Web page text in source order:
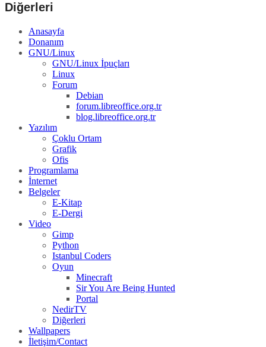
Diğerleri
Anasayfa
Donanım
GNU/Linux
GNU/Linux İpuçları
Linux
Forum
Debian
forum.libreoffice.org.tr
blog.libreoffice.org.tr
Yazılım
Çoklu Ortam
Grafik
Ofis
Programlama
İnternet
Belgeler
E-Kitap
E-Dergi
Video
Gimp
Python
Istanbul Coders
Oyun
Minecraft
Sir You Are Being Hunted
Portal
NedirTV
Diğerleri
Wallpapers
İletişim/Contact